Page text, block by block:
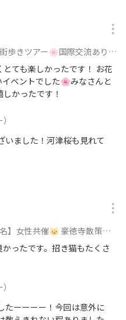
🌸国際交流あり🇮🇳 【英語と日本語】に参加
ても楽しかったです！ お花
ベントでした🌸みなさんと
かったです！
いました！河津桜も見れて
英会話deツアー同時開催‼️外国人数名来場予定【国際交流】に参加
ったです。招き猫もたくさ
たーーーー！今回は意外に